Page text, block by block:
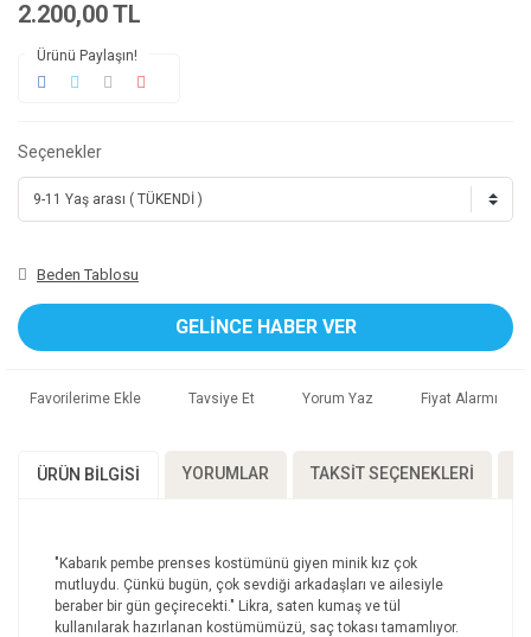
2.200,00 TL
Ürünü Paylaşın!
Seçenekler
Beden Tablosu
GELİNCE HABER VER
Tavsiye Et Yorum Yaz Fiyat Alarmı
ÜRÜN BILGISI YORUMLAR TAKSIT SEÇENEKLERI
"Kabarık pembe prenses kostümünü giyen minik kız çok
mutluydu. Çünkü bugün, çok sevdiği arkadaşları ve ailesiyle
beraber bir gün geçirecekti." Likra, saten kumaş ve tül
kullanılarak hazırlanan kostümümüzü, saç tokası tamamlıyor.